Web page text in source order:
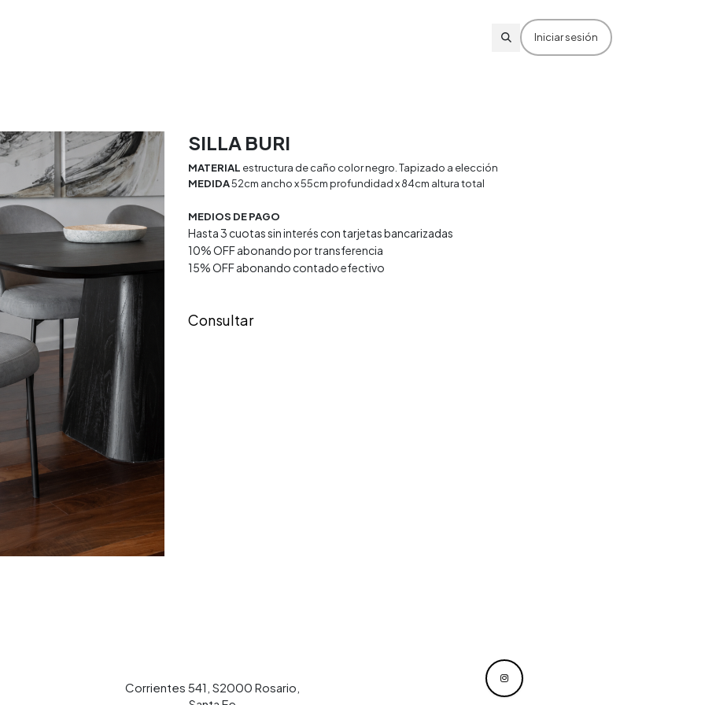
Iniciar sesión
SILLA BURI
MATERIAL estructura de caño color negro. Tapizado a elección
MEDIDA52cm ancho x 55cm profundidad x 84cm altura total
MEDIOS DE PAGO
Hasta 3 cuotas sin interés con tarjetas bancarizadas
10% OFF abonando por transferencia
15% OFF abonando contado efectivo
Consultar
Corrientes 541, S2000 Rosario,